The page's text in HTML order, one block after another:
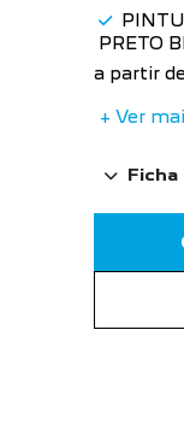
PRETO
a partir
+ Ver
Ficha